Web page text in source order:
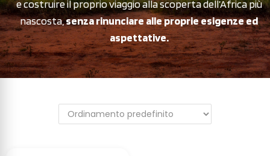
e costruire il proprio viaggio alla scoperta dell’Africa più
nascosta,senza rinunciare alle proprie esigenze ed
aspettative.